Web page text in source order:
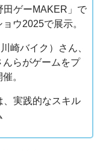
田ゲーMAKER」で
ウ2025で展示。
崎バイク）さん、
らがゲームをプ
。
、実践的なスキル